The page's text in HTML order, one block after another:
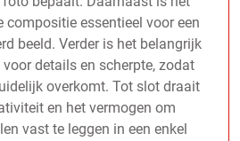
compositie essentieel voor een
beeld. Verder is het belangrijk
details en scherpte, zodat
overkomt. Tot slot draait
en het vermogen om
vast te leggen in een enkel